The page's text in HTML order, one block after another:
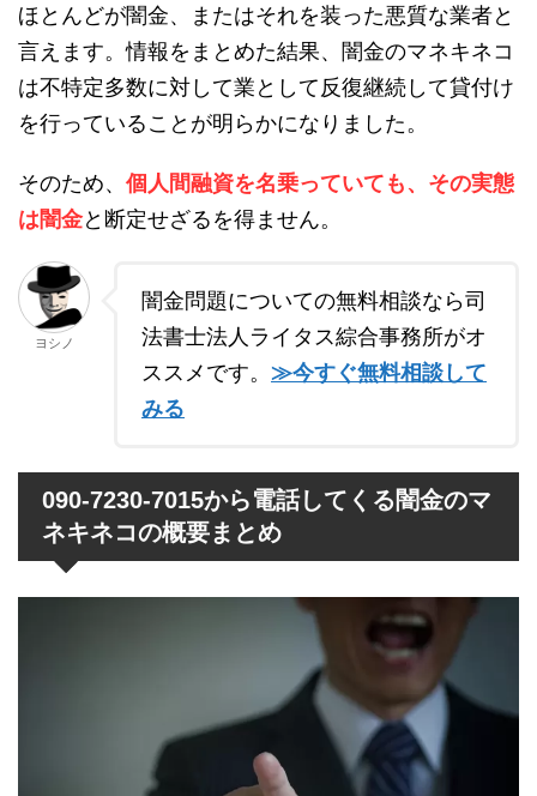
ほとんどが闇金、またはそれを装った悪質な業者と
言えます。情報をまとめた結果、闇金のマネキネコ
は不特定多数に対して業として反復継続して貸付け
を行っていることが明らかになりました。
そのため、 個人間融資を名乗っていても、その実態
は闇金と断定せざるを得ません。
ヨシノ
闇金問題についての無料相談なら司
法書士法人ライタス綜合事務所がオ
ススメです。 ≫今すぐ無料相談して
みる
090-7230-7015から電話してくる闇金のマ
ネキネコの概要まとめ